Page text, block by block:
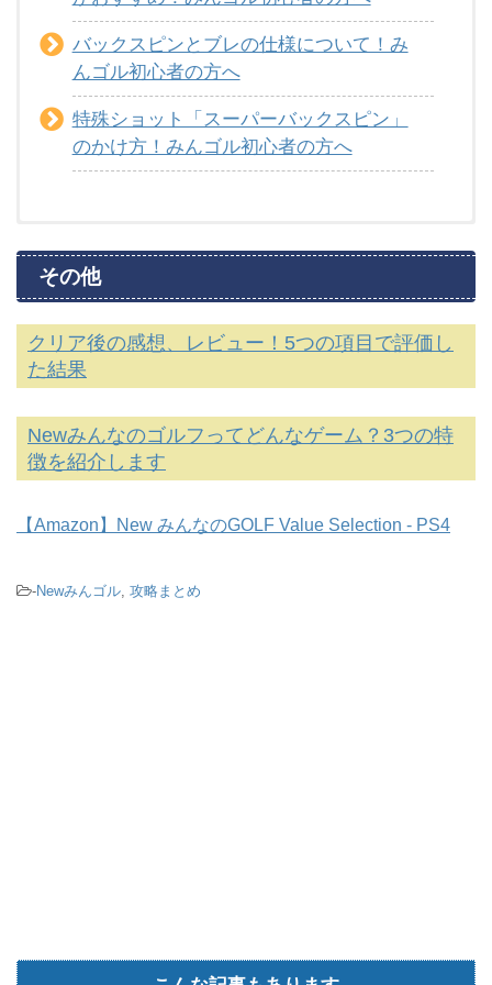
バックスピンとブレの仕様について！み
んゴル初心者の方へ
特殊ショット「スーパーバックスピン」
のかけ方！みんゴル初心者の方へ
各コースに関連することを書いていきます。イーグ
ルの出し方、グリーンの乗せ方などを参考にどう
ぞ。
チビキャラ体型の入手方法！イーグルを
出しやすいホールの紹介
心者用スコアアップメモ
その他
クリア後の感想、レビュー！5つの項目で評価し
た結果
Newみんなのゴルフってどんなゲーム？3つの特
徴を紹介します
【Amazon】New みんなのGOLF Value Selection - PS4
-Newみんゴル, 攻略まとめ